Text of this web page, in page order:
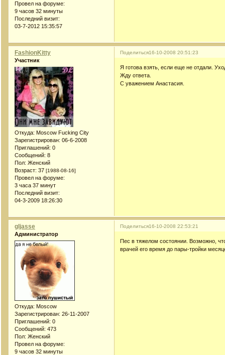
Провел на форуме:
9 часов 32 минуты
Последний визит:
03-7-2012 15:35:57
Поделиться16-10-2008 20:51:23
FashionKitty
Участник
Откуда: Moscow Fucking City
Зарегистрирован: 06-6-2008
Приглашений: 0
Сообщений: 8
Пол: Женский
Возраст: 37 [1988-08-16]
Провел на форуме:
3 часа 37 минут
Последний визит:
04-3-2009 18:26:30
Я готова взять, если еще не отдали.
Жду ответа.
С уважением Анастасия.
Поделиться16-10-2008 22:53:21
gljasse
Администратор
Откуда: Moscow
Зарегистрирован: 26-11-2007
Приглашений: 0
Сообщений: 473
Пол: Женский
Провел на форуме:
9 часов 32 минуты
Пес в тяжелом состоянии. Возможно,
врачей его время до пары-тройки